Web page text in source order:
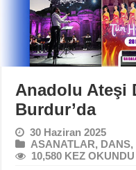
Anadolu Ateşi
Burdur’da
30 Haziran 2025
ASANATLAR, DANS,
10,580 KEZ OKUNDU